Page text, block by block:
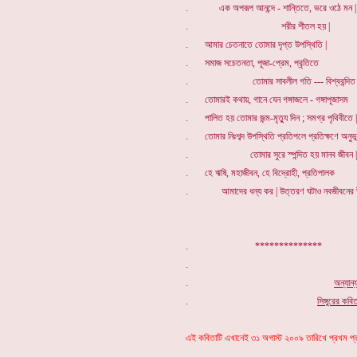
. এক অপরূপ আনন্দে - শান্তিতে, ভরে ওঠে মন |
. শরীর শীতল হয় |
. আমার চেতনাতে তোমার দৃপ্ত উপস্থিতি |
. সমাজ সচেতনতা, পূজা-প্রেম, প্রৃতিতে
. তোমার সাবলীল গতি --- বিশ্ববন্দিত
. তোমারই কথায়, গানে যেন গঙ্গাজলে - গঙ্গাপূজাসম
. পালিত হয় তোমার জন্ম-মৃত্যু দিন ; সমগ্র পৃথিবীতে |
. তোমার নিঃশব্দ উপস্থিতি প্রতিপলে প্রতিক্ষণে
. তোমার সুরে স্পন্দিত হয় মানব জীবন |
. হে ঋষি, মহাজীবন, হে বিদ্রোহী, প্রতিপালক
. আমাদের ধন্য কর | উত্তরণ ঘটাও নবজীবনের
.
**************
.
.
.
সিঙ্গুরের
এই কবিতাটি এখানেই ৩১ অগাস্ট২০০৯ তারিখে প্রখম